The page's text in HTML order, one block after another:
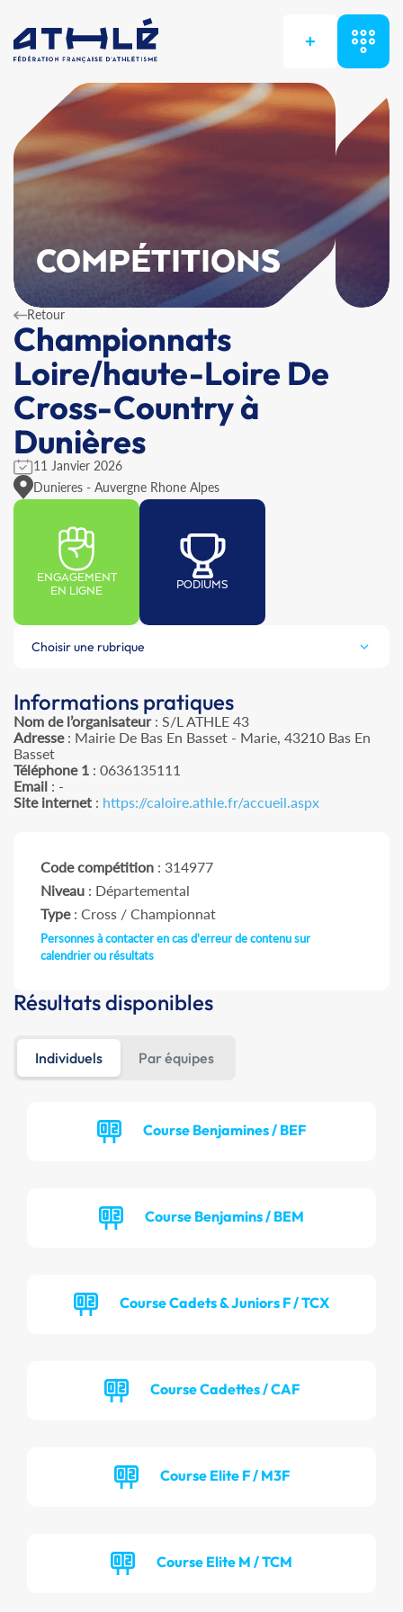
+
COMPÉTITIONS
Retour
Championnats
Loire/haute-Loire De
Cross-Country à
Dunières
11 Janvier 2026
Dunieres - Auvergne Rhone Alpes
ENGAGEMENT
EN LIGNE
PODIUMS
Choisir une rubrique
Informations pratiques
Nom de l’organisateur: S/L ATHLE 43
Adresse: Mairie De Bas En Basset - Marie, 43210 Bas En
Basset
Téléphone 1 : 0636135111
Email : -
Site internet : https://caloire.athle.fr/accueil.aspx
Code compétition : 314977
Niveau : Départemental
Type: Cross / Championnat
Personnes à contacter en cas d'erreur de contenu sur
calendrier ou résultats
Résultats disponibles
Individuels Par équipes
Course Benjamines / BEF
Course Benjamins / BEM
Course Cadets & Juniors F / TCX
Course Cadettes / CAF
Course Elite F / M3F
Course Elite M / TCM